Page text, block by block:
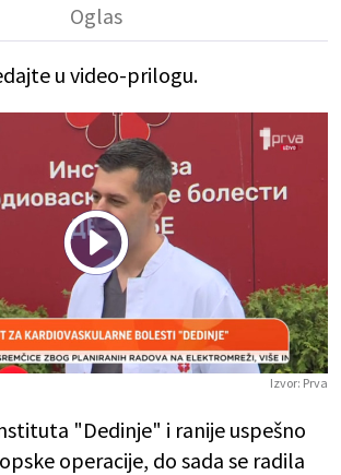
u video-prilogu.
Play
Izvor: Prva
"Dedinje" i ranije uspešno
operacije, do sada se radila